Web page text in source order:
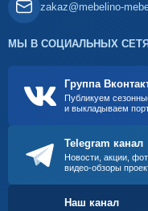
zakaz@mebelino-
МЫ В СОЦИАЛЬНЫХ
Группа
Публикуем
и выкладываем
Telegram канал
Новости, акции,
видео-обзоры
Наш канал